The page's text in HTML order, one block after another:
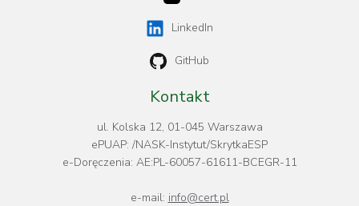
LinkedIn
GitHub
Kontakt
ul. Kolska 12, 01-045 Warszawa
ePUAP: /NASK-Instytut/SkrytkaESP
e-Doręczenia: AE:PL-60057-61611-BCEGR-11
e-mail: info@cert.pl